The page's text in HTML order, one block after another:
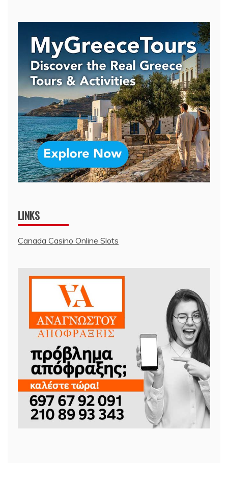
LINKS
Canada Casino Online Slots